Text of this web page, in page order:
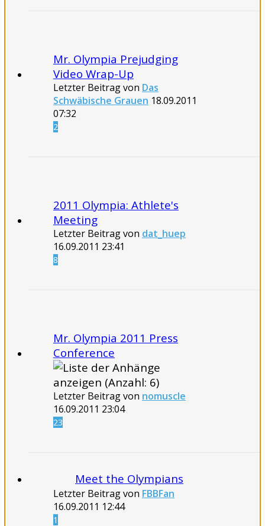
Mr. Olympia Prejudging
Video Wrap-Up
Letzter Beitrag von Das
Schwäbische Grauen 18.09.2011
07:32
2
2011 Olympia: Athlete's
Meeting
Letzter Beitrag von dat_huep
16.09.2011 23:41
8
Mr. Olympia 2011 Press
Conference
Letzter Beitrag von nomuscle
16.09.2011 23:04
23
Meet the Olympians
Letzter Beitrag von FBBFan
16.09.2011 12:44
1